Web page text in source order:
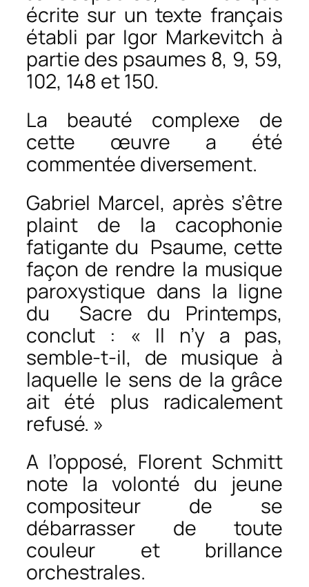
écrite sur un texte français
établi par Igor Markevitch à
partie des psaumes 8, 9, 59,
102, 148 et 150.
La beauté complexe de
cette œuvre a été
commentée diversement.
Gabriel Marcel, après s’être
plaint de la cacophonie
fatigante du Psaume, cette
façon de rendre la musique
paroxystique dans la ligne
du Sacre du Printemps,
conclut : « Il n’y a pas,
semble-t-il, de musique à
laquelle le sens de la grâce
ait été plus radicalement
refusé. »
A l’opposé, Florent Schmitt
note la volonté du jeune
compositeur de se
débarrasser de toute
couleur et brillance
orchestrales.